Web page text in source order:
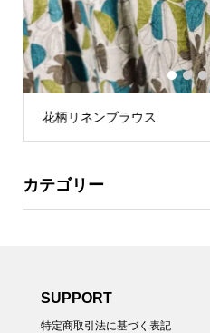
花柄リネンブラウス
1 2 3
カテゴリー
SUPPORT
特定商取引法に基づく表記